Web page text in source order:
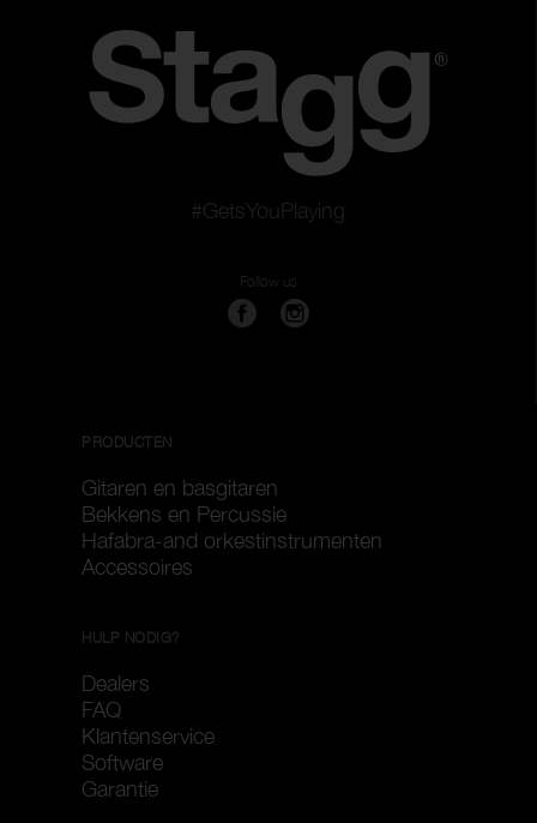
#GetsYouPlaying
Follow us
PRODUCTEN
Gitaren en basgitaren
Bekkens en Percussie
Hafabra-and orkestinstrumenten
Accessoires
HULP NODIG?
Dealers
FAQ
Klantenservice
Software
Garantie